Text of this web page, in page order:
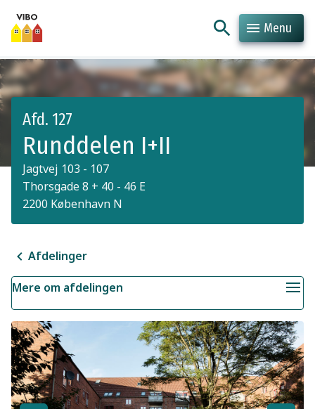
Hop til indhold
Hop til søgning
Menu
Afd. 127
Runddelen I+II
Jagtvej 103 - 107
Thorsgade 8 + 40 - 46 E
2200 København N
Afdelinger
Mere om afdelingen